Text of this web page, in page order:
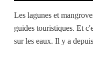
Les lagunes et
guides touristiques. Et
sur les eaux. Il y a